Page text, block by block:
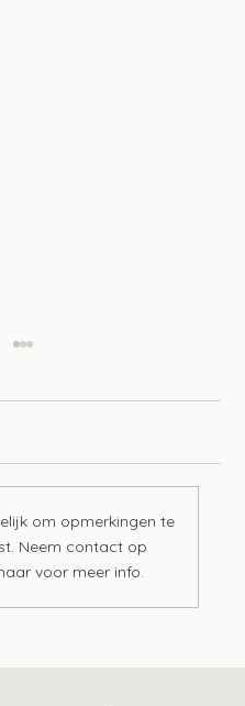
om opmerkingen te
Neem contact op
voor meer info.